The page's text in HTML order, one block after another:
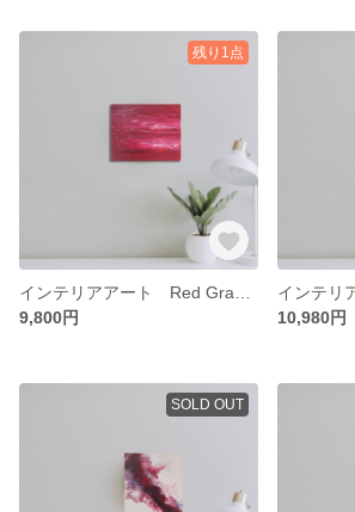
残り1点
9,800円
10,980円
SOLD OUT